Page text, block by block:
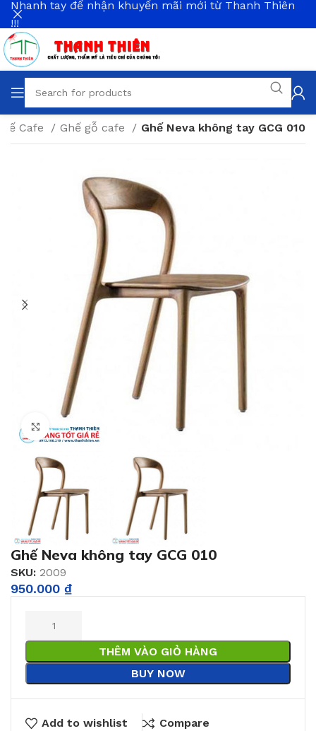
Cafe Ghế gỗ cafe Ghế Neva không tay GCG 010
Click to enlarge
Ghế Neva không tay GCG 010
SKU: 2009
950.000 ₫
THÊM VÀO GIỎ HÀNG
BUY NOW
Add to wishlist Compare
Nhanh tay để nhận khuyến mãi mới từ Thanh Thiên
!!!